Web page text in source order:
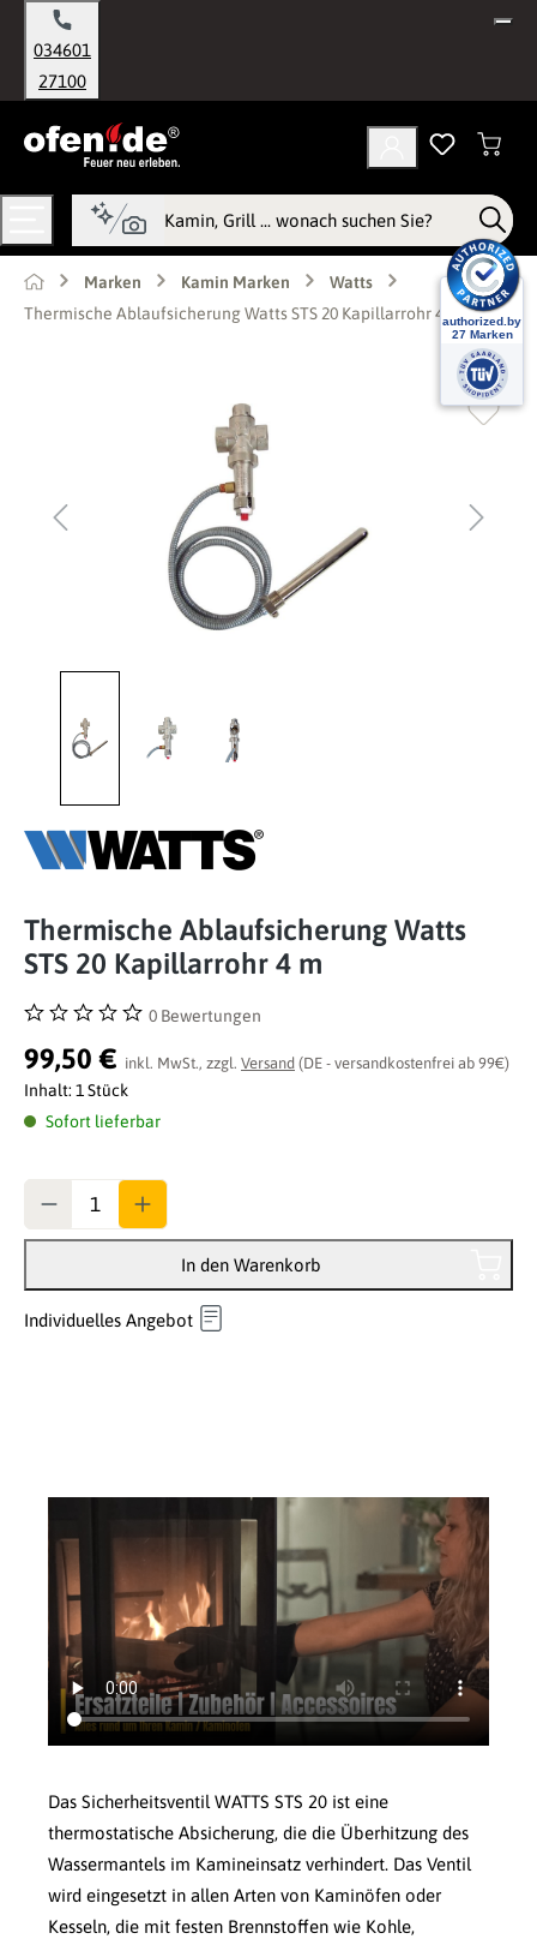
springen
034601
27100
Marken Kamin Marken
Watts
Thermische Ablaufsicherung Watts STS 20 Kapillarrohr 4 m
Thermische Ablaufsicherung Watts
STS 20 Kapillarrohr 4 m
Durchschnittliche Bewertung von 0 von 5 Sternen
0 Bewertungen
99,50 € inkl. MwSt., zzgl. Versand (DE - versandkostenfrei ab 99€)
Inhalt: 1 Stück
Sofort lieferbar
In den Warenkorb
Individuelles Angebot
Das Sicherheitsventil WATTS STS 20 ist eine
thermostatische Absicherung, die die Überhitzung des
Wassermantels im Kamineinsatz verhindert. Das Ventil
wird eingesetzt in allen Arten von Kaminöfen oder
Kesseln, die mit festen Brennstoffen wie Kohle,